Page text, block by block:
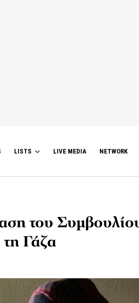
LISTS LIVE MEDIA NETWORK
του
Γάζα